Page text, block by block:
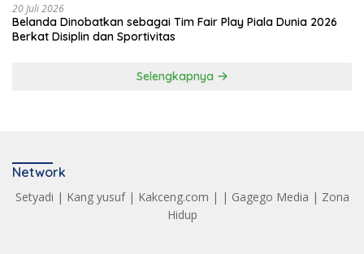
20 Juli 2026
Belanda Dinobatkan sebagai Tim Fair Play Piala Dunia 2026
Berkat Disiplin dan Sportivitas
Selengkapnya
Network
Setyadi | Kang yusuf| Kakceng.com | | Gagego Media | Zona
Hidup